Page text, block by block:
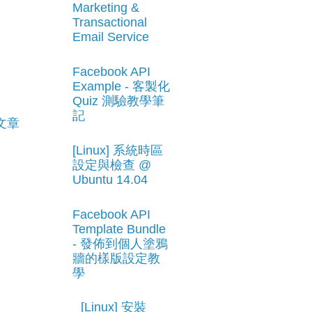
章
Marketing &
Transactional
Email Service
Facebook API
Example - 客製化
Quiz 測驗教學筆
記
[Linux] 系統時區
設定與檢查 @
Ubuntu 14.04
Facebook API
Template Bundle
- 發佈到個人塗鴉
牆的樣版設定教
學
[Linux] 安裝